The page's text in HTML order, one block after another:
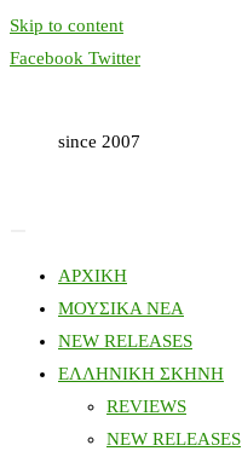
Skip to content
Facebook Twitter
since 2007
ΑΡΧΙΚΗ
ΜΟΥΣΙΚΑ ΝΕΑ
NEW RELEASES
ΕΛΛΗΝΙΚΗ ΣΚΗΝΗ
REVIEWS
NEW RELEASES